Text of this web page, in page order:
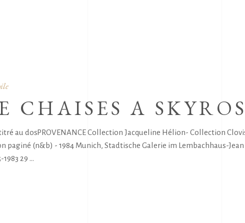
CHAISES A SKYROS
au dosPROVENANCE Collection Jacqueline Hélion- Collection
paginé (n&b) - 1984 Munich, Stadtische Galerie im Lembachhaus-
29